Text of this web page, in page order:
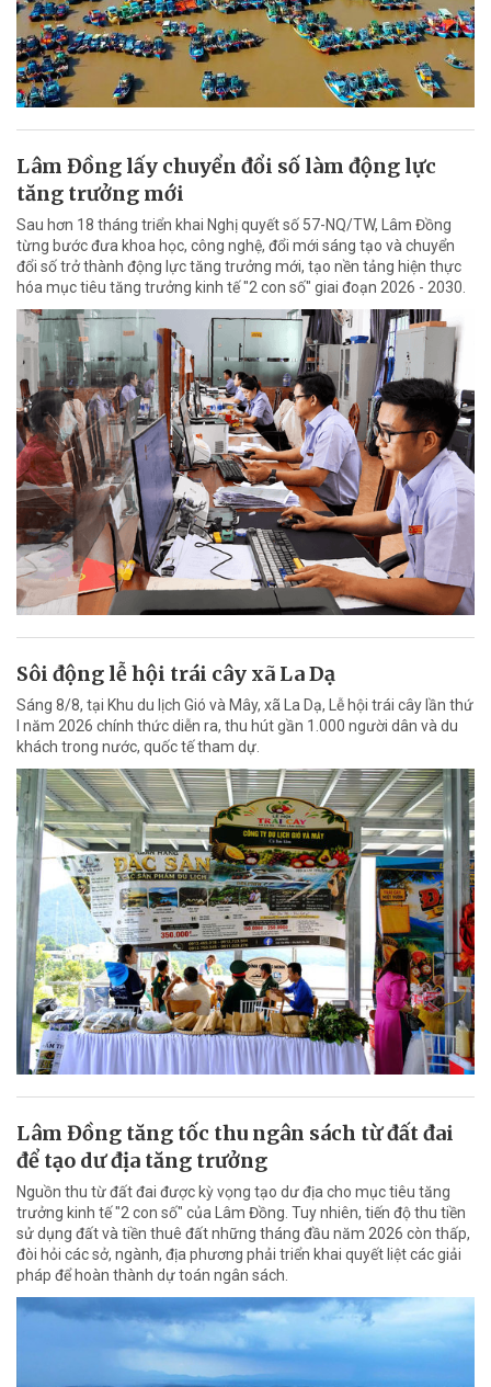
Lâm Đồng lấy chuyển đổi số làm động lực
tăng trưởng mới
Sau hơn 18 tháng triển khai Nghị quyết số 57-NQ/TW, Lâm Đồng
từng bước đưa khoa học, công nghệ, đổi mới sáng tạo và chuyển
đổi số trở thành động lực tăng trưởng mới, tạo nền tảng hiện thực
hóa mục tiêu tăng trưởng kinh tế "2 con số" giai đoạn 2026 - 2030.
Sôi động lễ hội trái cây xã La Dạ
Sáng 8/8, tại Khu du lịch Gió và Mây, xã La Dạ, Lễ hội trái cây lần thứ
I năm 2026 chính thức diễn ra, thu hút gần 1.000 người dân và du
khách trong nước, quốc tế tham dự.
Lâm Đồng tăng tốc thu ngân sách từ đất đai
để tạo dư địa tăng trưởng
Nguồn thu từ đất đai được kỳ vọng tạo dư địa cho mục tiêu tăng
trưởng kinh tế "2 con số" của Lâm Đồng. Tuy nhiên, tiến độ thu tiền
sử dụng đất và tiền thuê đất những tháng đầu năm 2026 còn thấp,
đòi hỏi các sở, ngành, địa phương phải triển khai quyết liệt các giải
pháp để hoàn thành dự toán ngân sách.